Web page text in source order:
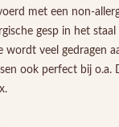
met een non-
gesp in het
wordt veel gedragen
ook perfect bij o.a.